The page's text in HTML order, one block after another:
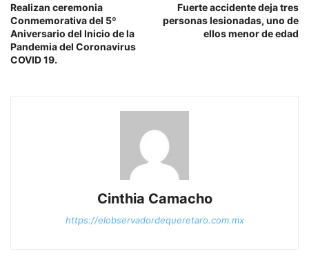
Realizan ceremonia
Conmemorativa del 5º
Aniversario del Inicio de la
Pandemia del Coronavirus
COVID 19.
Fuerte accidente deja tres
personas lesionadas, uno de
ellos menor de edad
Cinthia Camacho
https://elobservadordequeretaro.com.mx